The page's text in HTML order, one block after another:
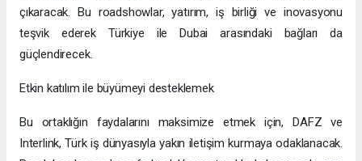
çıkaracak. Bu roadshowlar, yatırım, iş birliği ve inovasyonu
teşvik ederek Türkiye ile Dubai arasındaki bağları da
güçlendirecek.
Etkin katılım ile büyümeyi desteklemek
Bu ortaklığın faydalarını maksimize etmek için, DAFZ ve
Interlink, Türk iş dünyasıyla yakın iletişim kurmaya odaklanacak.